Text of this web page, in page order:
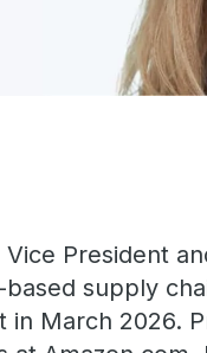
President
supply
March 2026.